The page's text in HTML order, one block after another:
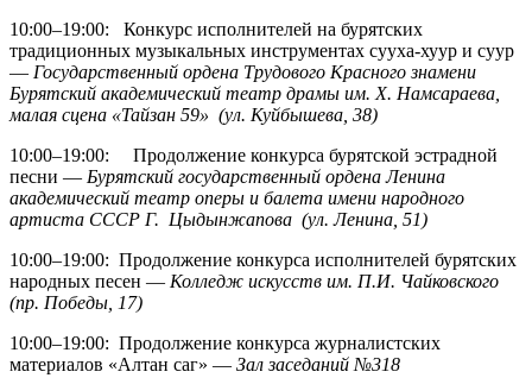
10:00–19:00: Конкурс исполнителей на бурятских
традиционных музыкальных инструментах сууха-хуур и суур
— Государственный ордена Трудового Красного знамени
Бурятский академический театр драмы им. Х. Намсараева,
малая сцена «Тайзан 59» (ул. Куйбышева, 38)
10:00–19:00: Продолжение конкурса бурятской эстрадной
песни — Бурятский государственный ордена Ленина
академический театр оперы и балета имени народного
артиста СССР Г. Цыдынжапова (ул. Ленина, 51)
10:00–19:00: Продолжение конкурса исполнителей бурятских
народных песен — Колледж искусств им. П.И. Чайковского
(пр. Победы, 17)
10:00–19:00: Продолжение конкурса журналистских
материалов «Алтан саг» — Зал заседаний №318